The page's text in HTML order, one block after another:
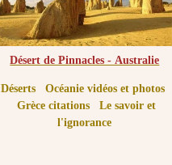
Désert de Pinnacles - Australie
Déserts
Océanie vidéos et photos
Grèce citations
Le savoir et
l'ignorance